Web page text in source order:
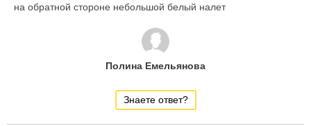
на обратной стороне небольшой белый налет
Полина Емельянова
Знаете ответ?